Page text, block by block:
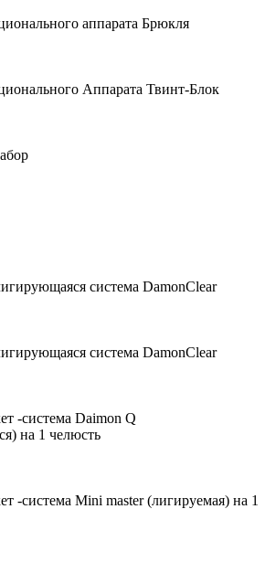
аппарата Брюкля
Аппарата Твинт-Блок
система DamonClear
система DamonClear
-система Daimon Q
на 1 челюсть
-система Mini master (лигируемая) на 1